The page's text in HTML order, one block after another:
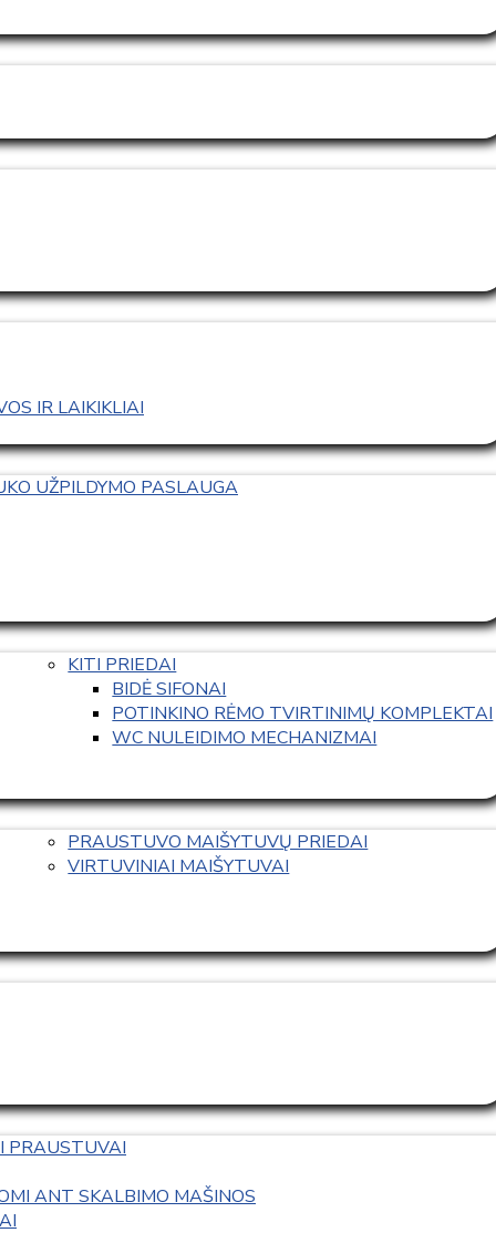
IR LAIKIKLIAI
UŽPILDYMO PASLAUGA
KITI PRIEDAI
BIDĖ SIFONAI
POTINKINO RĖMO TVIRTINIMŲ KOMPLEKTAI
WC NULEIDIMO MECHANIZMAI
PRAUSTUVO MAIŠYTUVŲ PRIEDAI
VIRTUVINIAI MAIŠYTUVAI
PRAUSTUVAI
ANT SKALBIMO MAŠINOS